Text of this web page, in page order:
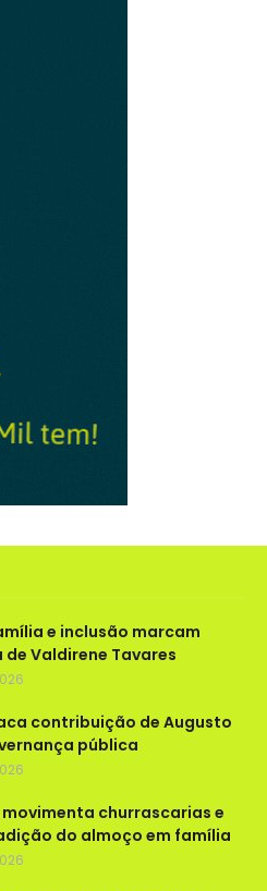
e inclusão marcam
Valdirene Tavares
contribuição de Augusto
pública
movimenta churrascarias e
do almoço em família